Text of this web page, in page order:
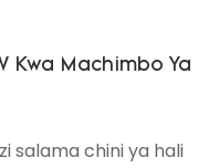
Kwa Machimbo Ya
salama chini ya hali